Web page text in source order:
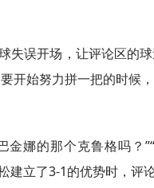
失误开场，让评论区的
开始努力拼一把的时候
金娜的那个克鲁格吗？
建立了3-1的优势时，评